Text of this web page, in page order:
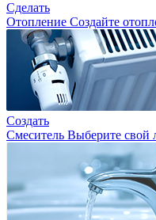
Сделать
Отопление Создайте
Создать
Смеситель Выберите свой